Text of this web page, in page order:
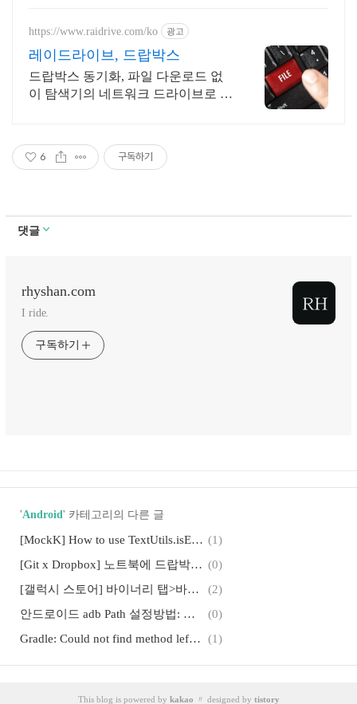
https://www.raidrive.com/ko 광고
레이드라이브, 드랍박스
드랍박스 동기화, 파일 다운로드 없
이 탐색기의 네트워크 드라이브로 연
6 구독하기
댓글
rhyshan.com
I ride.
구독하기
'Android' 카테고리의 다른 글
[MockK] How to use TextUtils.isEmpty #JUnit #UnitTest #returnDefaultValues (1)
[Git x Dropbox] 노트북에 드랍박스 깃 저장소 다운받기: private git repository (0)
[갤럭시 스토어] 바이너리 탭>바이너리 상세 정보’에서 지원하는 Galaxy Specials 정보를 확인할 수 있습니다. § 해결 방법
(2)
안드로이드 adb Path 설정방법: %ANDROID_HOME%\platform-tools 환경변수
(0)
Gradle: Could not find method leftShift() for arguments on task ':clean' of type org.gradle.api.DefaultTask.
(1)
[Android] AAC Room @RawQuery: SimpleSQLiteQuery with SELECT projection, WHERE selection
(0)
This blog is powered by kakao 〃 designed by tistory